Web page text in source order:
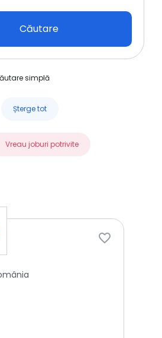
Căutare
simplă
Șterge tot
Vreau joburi potrivite